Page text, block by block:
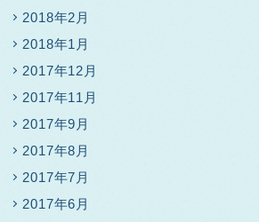
2018年2月
2018年1月
2017年12月
2017年11月
2017年9月
2017年8月
2017年7月
2017年6月